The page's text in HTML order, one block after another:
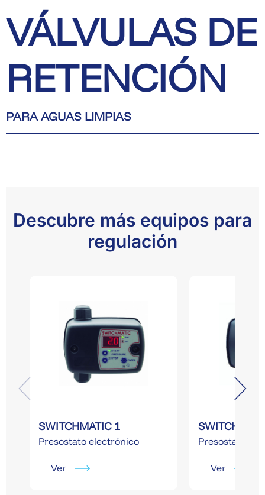
VÁLVULAS DE
RETENCIÓN
PARA AGUAS LIMPIAS
Descubre más equipos para
regulación
SWITCHMATIC 1
Presostato electrónico
Ver
Presostato
Ver